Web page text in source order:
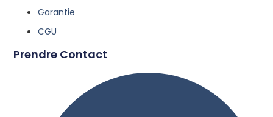
Garantie
CGU
Prendre Contact